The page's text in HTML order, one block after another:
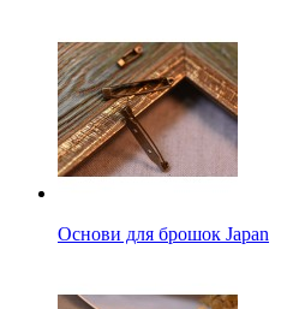
Основи для брошок Japan